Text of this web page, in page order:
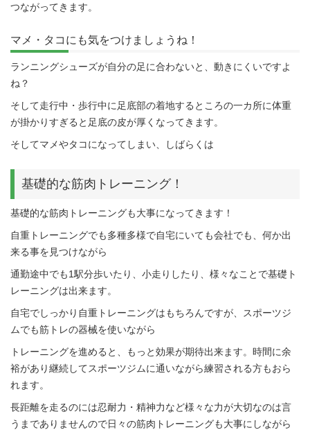
つながってきます。
マメ・タコにも気をつけましょうね！
ランニングシューズが自分の足に合わないと、動きにくいですよ
ね？
そして走行中・歩行中に足底部の着地するところの一カ所に体重
が掛かりすぎると足底の皮が厚くなってきます。
そしてマメやタコになってしまい、しばらくは
基礎的な筋肉トレーニング！
基礎的な筋肉トレーニングも大事になってきます！
自重トレーニングでも多種多様で自宅にいても会社でも、何か出
来る事を見つけながら
通勤途中でも1駅分歩いたり、小走りしたり、様々なことで基礎ト
レーニングは出来ます。
自宅でしっかり自重トレーニングはもちろんですが、スポーツジ
ムでも筋トレの器械を使いながら
トレーニングを進めると、もっと効果が期待出来ます。時間に余
裕があり継続してスポーツジムに通いながら練習される方もおら
れます。
長距離を走るのには忍耐力・精神力など様々な力が大切なのは言
うまでありませんので日々の筋肉トレーニングも大事にしながら